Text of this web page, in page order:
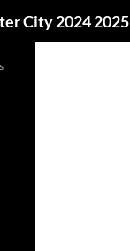
City 2024 2025